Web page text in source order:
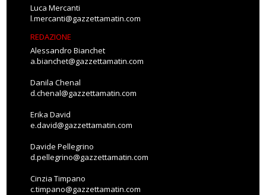
Luca Mercanti
l.mercanti@gazzettamatin.com
REDAZIONE
Alessandro Bianchet
a.bianchet@gazzettamatin.com
Danila Chenal
d.chenal@gazzettamatin.com
Erika David
e.david@gazzettamatin.com
Davide Pellegrino
d.pellegrino@gazzettamatin.com
Cinzia Timpano
c.timpano@gazzettamatin.com